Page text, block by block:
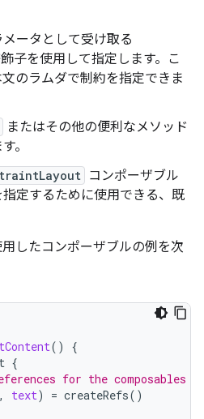
ータとして受け取る
子を使用して指定します。こ
のラムダで制約を指定できま
またはその他の便利なメソッド
。
コンポーザブル
定するために使用できる、既
したコンポーザブルの例を次
()
{
{
for the composables
, text) = createRefs()